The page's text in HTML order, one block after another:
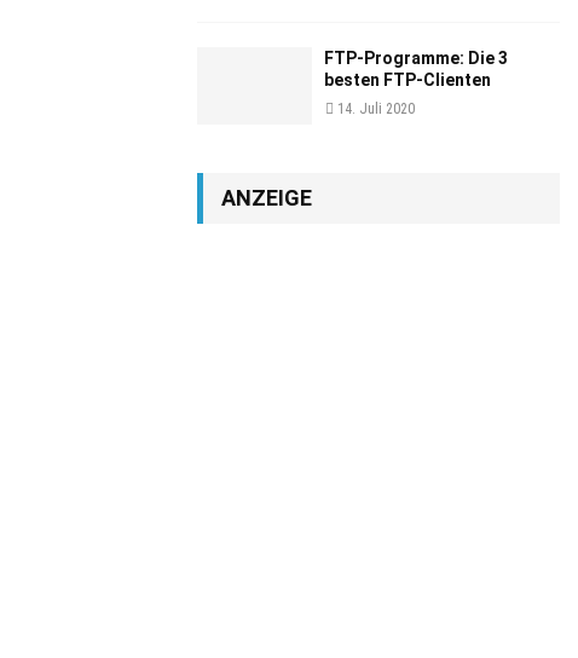
FTP-Programme: Die 3
besten FTP-Clienten
14. Juli 2020
ANZEIGE